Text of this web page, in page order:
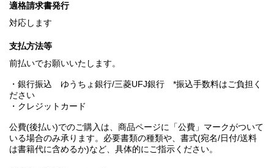
適格請求書発行
対応します
支払方法等
前払いでお願いいたします。
・銀行振込 ゆうちょ銀行/三菱UFJ銀行 *振込手数料はご負担く
ださい
・クレジットカード
公費(後払い)でのご購入は、商品ページに「公費」マークがついて
いる場合のみ承ります。必要書類の種類や、書式(宛名/日付/送料
は書籍代に含めるか)など、具体的にご指示ください。